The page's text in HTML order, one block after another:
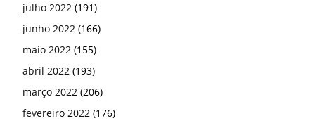
julho 2022 (191)
junho 2022 (166)
maio 2022 (155)
abril 2022 (193)
março 2022 (206)
fevereiro 2022 (176)